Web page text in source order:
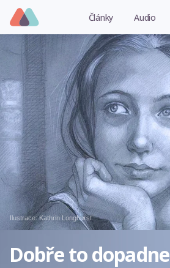
Články Audio
Ilustrace:Kathrin Longhurst
Dobře to dopadne